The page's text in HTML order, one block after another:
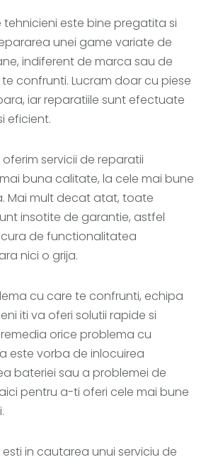
este bine pregatita si
unei game variate de
indiferent de marca sau de
confrunti. Lucram doar cu piese
iar reparatiile sunt efectuate
eficient.
servicii de reparatii
buna calitate, la cele mai bune
Mai mult decat atat, toate
insotite de garantie, astfel
de functionalitatea
nici o grija.
cu care te confrunti, echipa
iti va oferi solutii rapide si
orice problema cu
este vorba de inlocuirea
bateriei sau a problemei de
pentru a-ti oferi cele mai bune
in cautarea unui serviciu de